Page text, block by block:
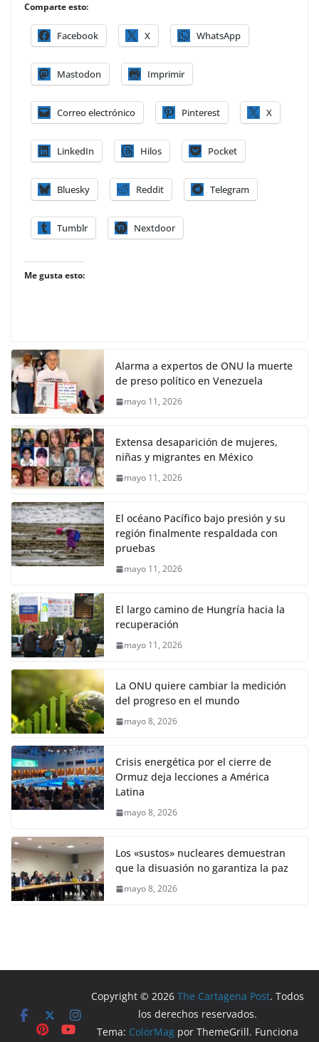
Comparte esto:
Facebook X WhatsApp
Mastodon Imprimir
Correo electrónico Pinterest X
LinkedIn Hilos Pocket
Bluesky Reddit Telegram
Tumblr Nextdoor
Me gusta esto:
Alarma a expertos de ONU la muerte
de preso político en Venezuela
mayo 11, 2026
Extensa desaparición de mujeres,
niñas y migrantes en México
mayo 11, 2026
El océano Pacífico bajo presión y su
región finalmente respaldada con
pruebas
mayo 11, 2026
El largo camino de Hungría hacia la
recuperación
mayo 11, 2026
La ONU quiere cambiar la medición
del progreso en el mundo
mayo 8, 2026
Crisis energética por el cierre de
Ormuz deja lecciones a América
Latina
mayo 8, 2026
Los «sustos» nucleares demuestran
que la disuasión no garantiza la paz
mayo 8, 2026
Copyright © 2026The Cartagena Post. Todos
los derechos reservados.
Tema: ColorMag por ThemeGrill. Funciona